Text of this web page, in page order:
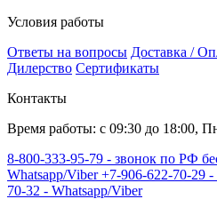
Условия работы
Ответы на вопросы Доставка /
Дилерство Сертификаты
Контакты
Время работы: с 09:30 до 18:00,
8-800-333-95-79 - звонок по РФ
Whatsapp/Viber+7-906-622-70-29
70-32 - Whatsapp/Viber